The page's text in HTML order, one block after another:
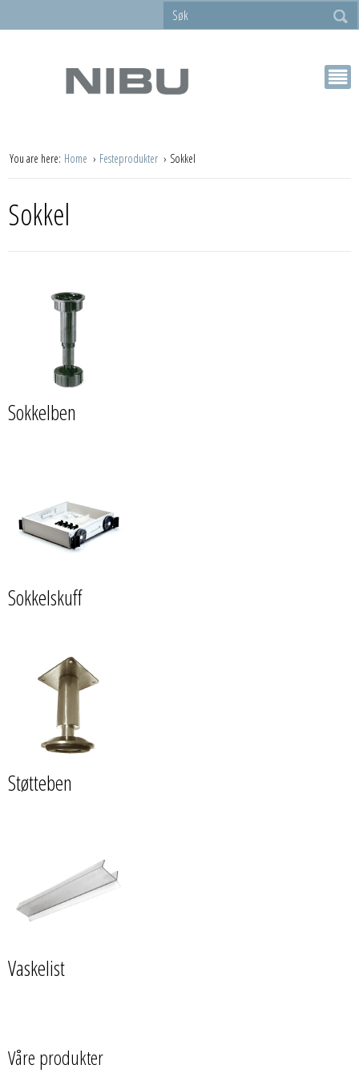
You are here: Home Festeprodukter Sokkel
Sokkel
Sokkelben
Sokkelskuff
Støtteben
Vaskelist
Våre produkter